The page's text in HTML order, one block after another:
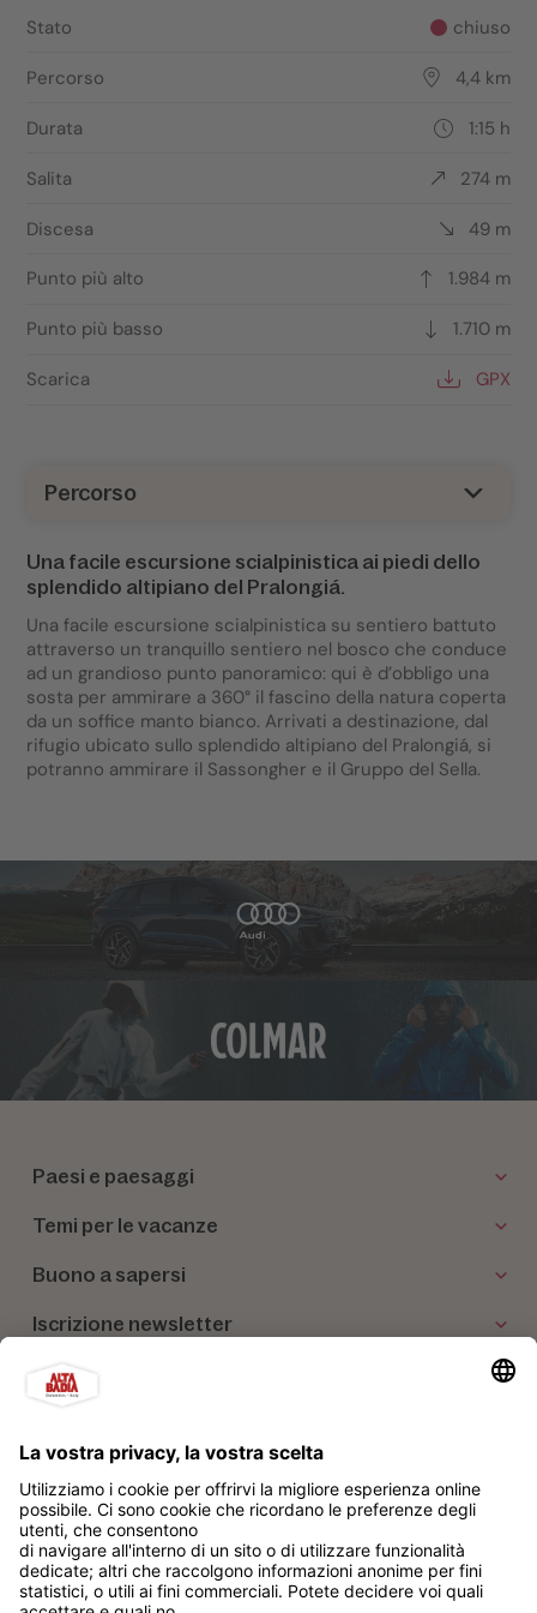
Percorso
Una facile escursione scialpinistica ai piedi dello
splendido altipiano del Pralongiá.
Una facile escursione scialpinistica su sentiero battuto
attraverso un tranquillo sentiero nel bosco che conduce
ad un grandioso punto panoramico: qui è d’obbligo una
sosta per ammirare a 360° il fascino della natura coperta
da un soffice manto bianco. Arrivati a destinazione, dal
rifugio ubicato sullo splendido altipiano del Pralongiá, si
potranno ammirare il Sassongher e il Gruppo del Sella.
Stato chiuso
Percorso 4,4 km
Durata 1:15 h
Salita 274 m
Discesa 49 m
Punto più alto 1.984 m
Punto più basso 1.710 m
Scarica GPX
Paesi e paesaggi
Temi per le vacanze
Buono a sapersi
Iscrizione newsletter
I nostri partner